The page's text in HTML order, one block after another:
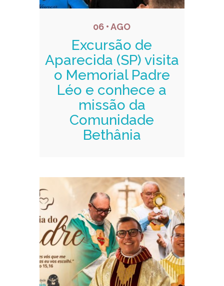
06 • AGO
Excursão de
Aparecida (SP) visita
o Memorial Padre
Léo e conhece a
missão da
Comunidade
Bethânia